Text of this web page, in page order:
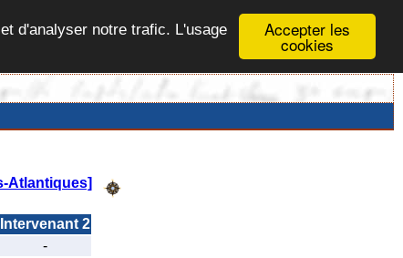
Accepter les
cookies
d'analyser notre trafic. L'usage
Atlantiques]
Intervenant 2
-